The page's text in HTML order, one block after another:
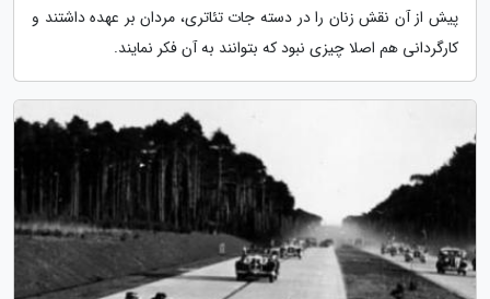
پیش از آن نقش زنان را در دسته جات تئاتری، مردان بر عهده داشتند و
کارگردانی هم اصلا چیزی نبود که بتوانند به آن فکر نمایند.